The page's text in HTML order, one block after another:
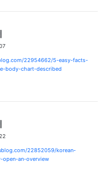
t
:
22954662/5-easy-facts-
body-chart-described
t
:
22852059/korean-
open-an-overview